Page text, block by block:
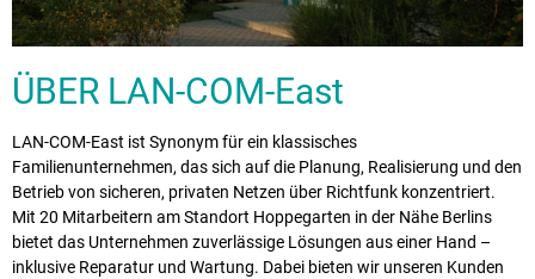
ÜBER LAN-COM-East
LAN-COM-East ist Synonym für ein klassisches
Familienunternehmen, das sich auf die Planung, Realisierung und den
Betrieb von sicheren, privaten Netzen über Richtfunk konzentriert.
Mit 20 Mitarbeitern am Standort Hoppegarten in der Nähe Berlins
bietet das Unternehmen zuverlässige Lösungen aus einer Hand –
inklusive Reparatur und Wartung. Dabei bieten wir unseren Kunden